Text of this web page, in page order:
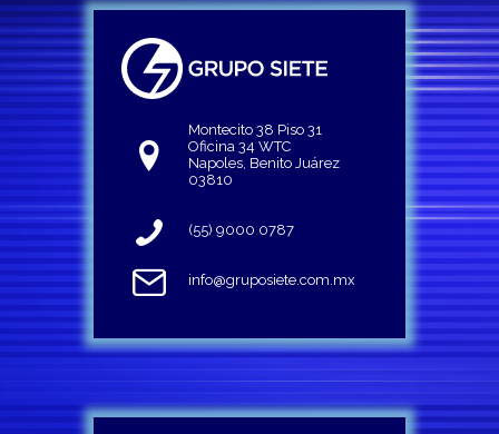
Montecito 38 Piso 31
Oficina 34 WTC
Napoles, Benito Juárez
03810
(55) 9000 0787
info@gruposiete.com.mx